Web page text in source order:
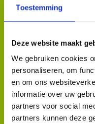
Toestemming
Deze website maakt
We gebruiken cookies
personaliseren, om
en om ons
informatie over uw
partners voor social
partners kunnen deze
Op